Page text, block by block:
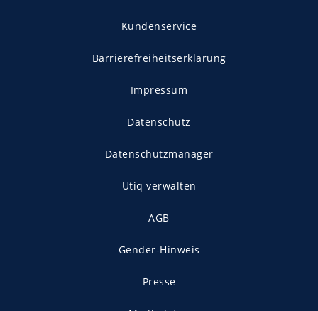
Kundenservice
Barrierefreiheitserklärung
Impressum
Datenschutz
Datenschutzmanager
Utiq verwalten
AGB
Gender-Hinweis
Presse